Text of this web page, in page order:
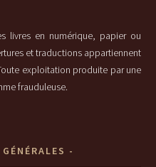
livres en numérique, papier ou
et traductions appartiennent
exploitation produite par une
frauduleuse.